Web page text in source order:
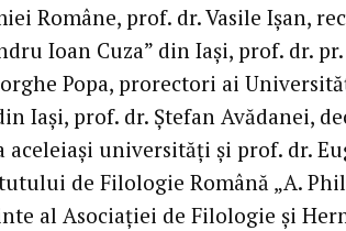
Române, prof. dr. Vasile Işan,
Ioan Cuza” din Iaşi, prof. dr.
Popa, prorectori ai
Iaşi, prof. dr. Ştefan Avădanei,
aceleiaşi universităţi şi prof. dr.
de Filologie Română „A.
al Asociaţiei de Filologie şi